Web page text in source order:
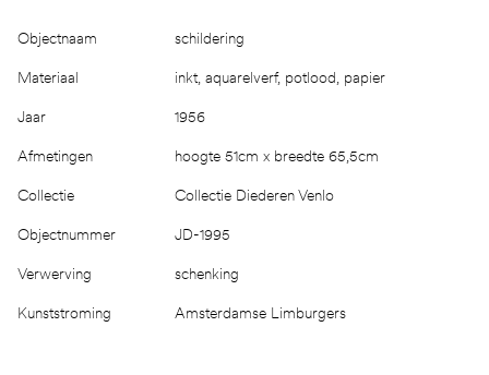
Objectnaam schildering
Materiaal inkt, aquarelverf, potlood, papier
Jaar 1956
Afmetingen hoogte 51cm x breedte 65,5cm
Collectie Collectie Diederen Venlo
Objectnummer JD-1995
Verwerving schenking
Kunststroming Amsterdamse Limburgers